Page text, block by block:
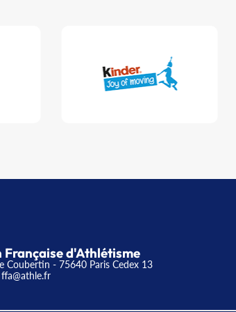
Française d'Athlétisme
Coubertin - 75640 Paris Cedex 13